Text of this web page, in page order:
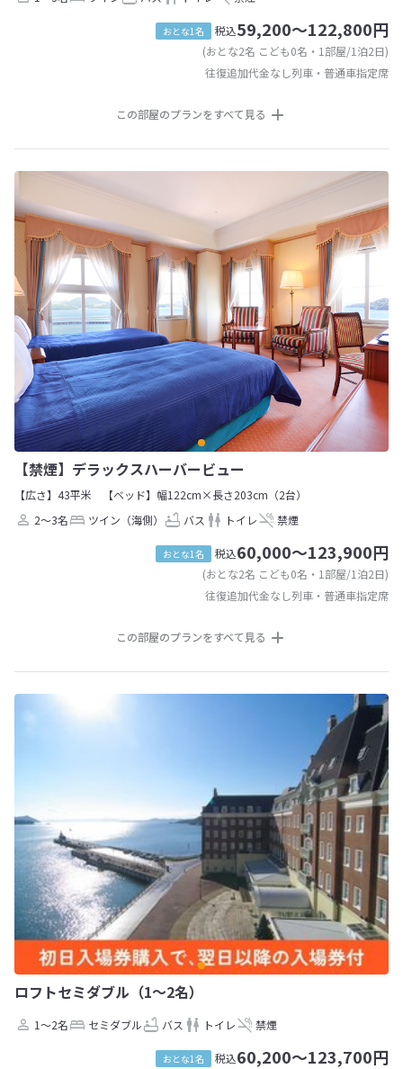
おとな1名 税込59,200～122,800円
(おとな2名 こども0名・1部屋/1泊2日)
往復追加代金なし列車・普通車指定席
この部屋のプランをすべて見る
【禁煙】デラックスハーバービュー
【広さ】43平米
【ベッド】幅122cm×長さ203cm（2台）
2～3名
ツイン（海側） バス トイレ 禁煙
おとな1名 税込60,000～123,900円
(おとな2名 こども0名・1部屋/1泊2日)
往復追加代金なし列車・普通車指定席
この部屋のプランをすべて見る
ロフトセミダブル（1〜2名）
1～2名 セミダブル バス トイレ 禁煙
おとな1名 税込60,200～123,700円